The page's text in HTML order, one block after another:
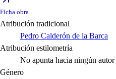
Ficha obra
Atribución tradicional
Pedro Calderón de la Barca
Atribución estilometría
No apunta hacia ningún autor
Género